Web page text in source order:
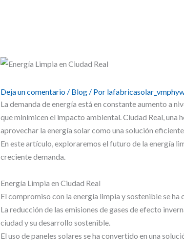
Deja un comentario / Blog/ Por
La demanda de energía está en constante aumento a
que minimicen el impacto ambiental. Ciudad Real, una
aprovechar la energía solar como una solución
En este artículo, exploraremos el futuro de la energía
creciente demanda.
Energía Limpia en Ciudad Real
El compromiso con la energía limpia y sostenible se
La reducción de las emisiones de gases de efecto
ciudad y su desarrollo sostenible.
El uso de paneles solares se ha convertido en una